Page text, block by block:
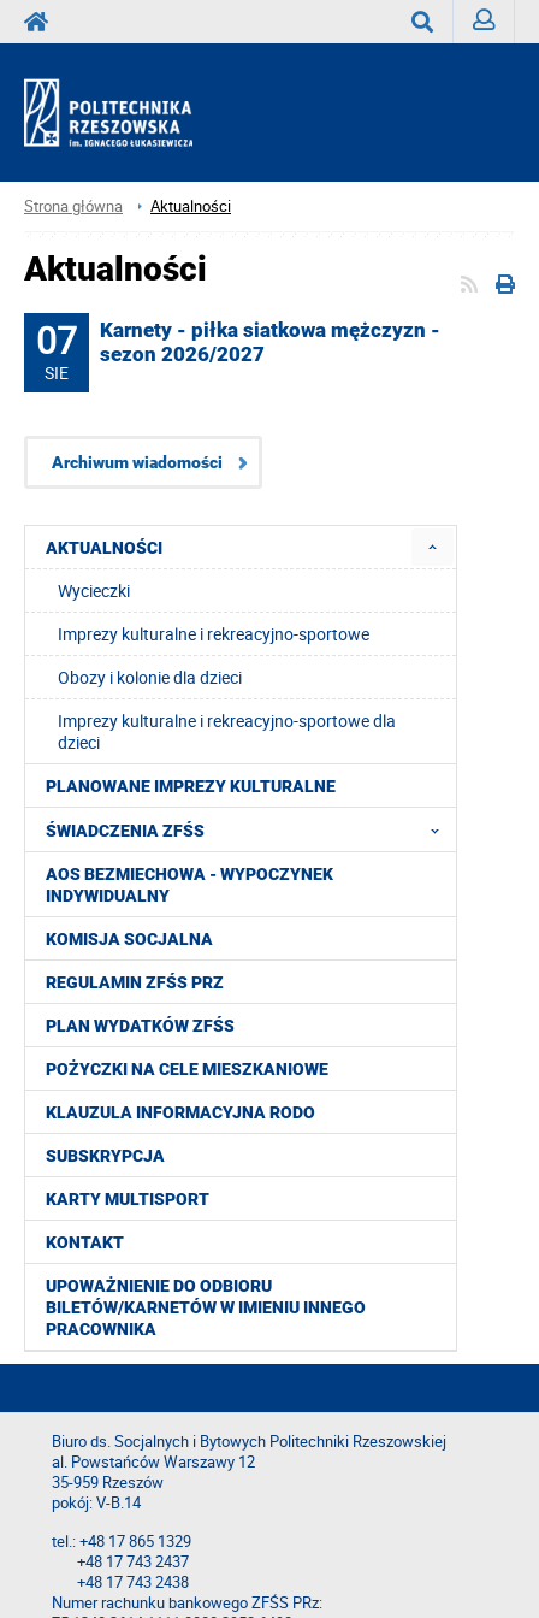
Strona główna Aktualności
AKTUALNOŚCI
Wycieczki
Imprezy kulturalne i rekreacyjno-sportowe
Obozy i kolonie dla dzieci
Imprezy kulturalne i rekreacyjno-sportowe dla
dzieci
PLANOWANE IMPREZY KULTURALNE
ŚWIADCZENIA ZFŚS
AOS BEZMIECHOWA - WYPOCZYNEK
INDYWIDUALNY
KOMISJA SOCJALNA
REGULAMIN ZFŚS PRZ
PLAN WYDATKÓW ZFŚS
POŻYCZKI NA CELE MIESZKANIOWE
KLAUZULA INFORMACYJNA RODO
SUBSKRYPCJA
KARTY MULTISPORT
KONTAKT
UPOWAŻNIENIE DO ODBIORU
BILETÓW/KARNETÓW W IMIENIU INNEGO
PRACOWNIKA
Aktualności
07
SIE
Karnety - piłka siatkowa mężczyzn -
sezon 2026/2027
Archiwum wiadomości
Biuro ds. Socjalnych i Bytowych Politechniki Rzeszowskiej
al. Powstańców Warszawy 12
35-959 Rzeszów
pokój: V-B.14
tel.: +48 17 865 1329
+48 17 743 2437
+48 17 743 2438
Numer rachunku bankowego ZFŚS PRz: